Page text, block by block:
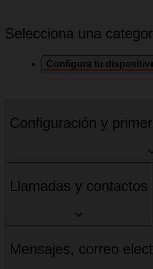
Selecciona una
Configura tu
Configuración y
Llamadas y contactos
Mensajes, correo